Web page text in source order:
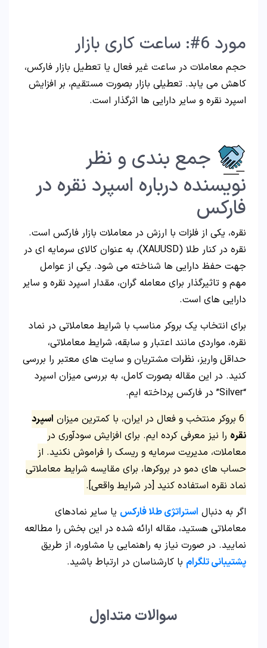
مورد 6#: ساعت کاری بازار
حجم معاملات در ساعت غیر فعال یا تعطیل بازار فارکس،
کاهش می یابد. تعطیلی بازار بصورت مستقیم، بر افزایش
اسپرد نقره و سایر دارایی ها اثرگذار است.
جمع بندی و نظر
نویسنده درباره اسپرد نقره در
فارکس
نقره، یکی از فلزات با ارزش در معاملات بازار فارکس است.
نقره در کنار طلا (XAUUSD)، به عنوان کالای سرمایه ای در
جهت حفظ دارایی ها شناخته می شود. یکی از عوامل
مهم و تاثیرگذار برای معامله گران، مقدار اسپرد نقره و سایر
دارایی های است.
برای انتخاب یک بروکر مناسب با شرایط معاملاتی در نماد
نقره، مواردی مانند اعتبار و سابقه، شرایط معاملاتی،
حداقل واریز، نظرات مشتریان و سایت های معتبر را بررسی
کنید. در این مقاله بصورت کامل، به بررسی میزان اسپرد
“Silver” در فارکس پرداخته ایم.
6 بروکر منتخب و فعال در ایران، با کمترین میزان
اسپرد
نقره را نیز معرفی کرده ایم. برای افزایش سودآوری در
معاملات، مدیریت سرمایه و ریسک را فراموش نکنید. از
حساب های دمو در بروکرها، برای مقایسه شرایط معاملاتی
نماد نقره استفاده کنید [در شرایط واقعی].
اگر به دنبال استراتژی طلا فارکس یا سایر نمادهای
معاملاتی هستید، مقاله ارائه شده در این بخش را مطالعه
نمایید. در صورت نیاز به راهنمایی یا مشاوره، از طریق
پشتیبانی تلگرام با کارشناسان در ارتباط باشید.
سوالات متداول